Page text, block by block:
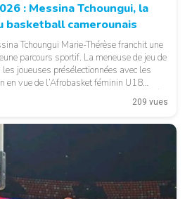
© 237lions.com
: Messina Tchoungui, la
basketball camerounais
Tchoungui Marie-Thérèse franchit une
parcours sportif. La meneuse de jeu de
joueuses présélectionnées avec les
en vue de l’Afrobasket féminin U18
en Côte d’Ivoire. LA SUITE APRÈS
209 vues